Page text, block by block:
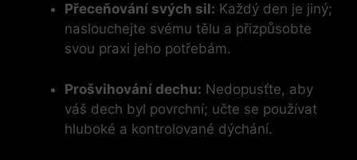
Přeceňování svých sil: Každý den je jiný;
naslouchejte svému tělu a přizpůsobte
svou praxi jeho potřebám.
Prošvihování dechu: Nedopusťte, aby
váš dech byl povrchní; učte se používat
hluboké a kontrolované dýchání.